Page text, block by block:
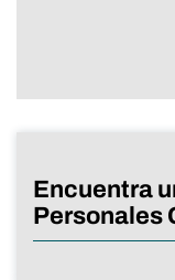
Encuentra
Personales